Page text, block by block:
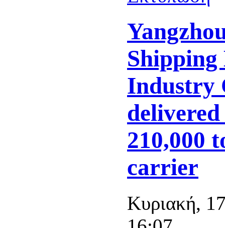
Shipping
Industry
210,000
carrier
Κυριακή,